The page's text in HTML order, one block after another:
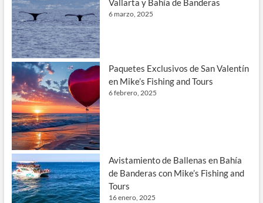
Vallarta y Bahía de Banderas
6 marzo, 2025
Paquetes Exclusivos de San Valentín
en Mike’s Fishing and Tours
6 febrero, 2025
Avistamiento de Ballenas en Bahía
de Banderas con Mike’s Fishing and
Tours
16 enero, 2025